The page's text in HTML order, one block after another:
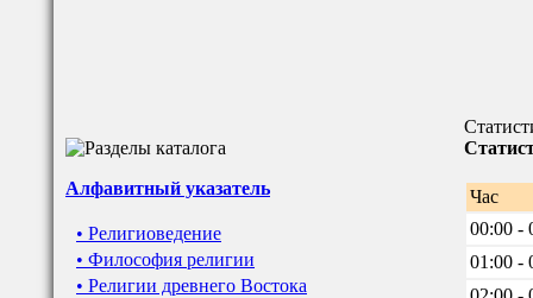
Алфавитный указатель
• Религиоведение
• Философия религии
• Религии древнего Востока
Час
00:00 -
01:00 -